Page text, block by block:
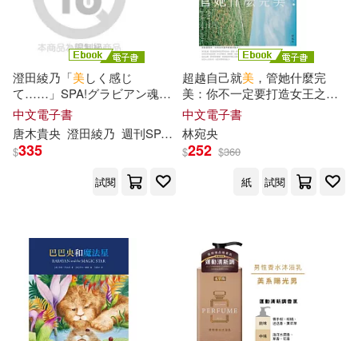
マーキュリー(110)
（美）海倫·凱勒(107)
（美）斯蒂芬·金(106)
ホットエンターテイメント(105)
美ノ嶋めぐり(98)
（美）劉墉(98)
人民衛生出版社(743)
遠流(734)
南京大學出版社(728)
中國輕工業出版社(721)
中國社會科學出版社(700)
長江文藝出版社(699)
澄田綾乃「美しく感じ
て……」SPA!グラビアン魂デ
ジタル写真集 (電子書)
中文電子書
唐木貴央 澄田綾乃 週刊SPA！デジタル編集部
$335
試閱
超越自己就美 ，管她什麼完
美：你不一定要打造女王之
路，但要活出最好的自己! (電
子書)
中文電子書
林宛央
$252 $360
紙
試閱